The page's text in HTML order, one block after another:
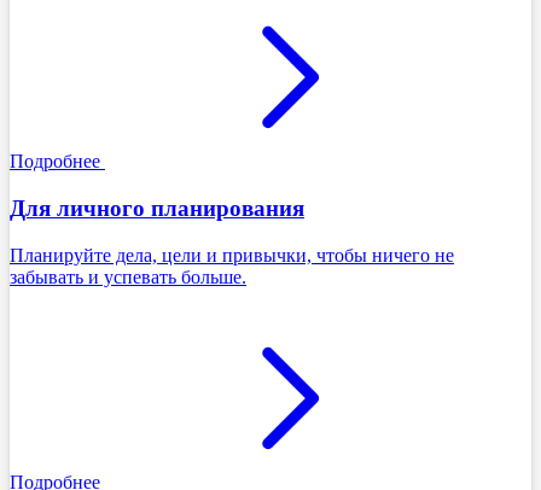
Подробнее
Для личного планирования
Планируйте дела, цели и привычки, чтобы ничего не
забывать и успевать больше.
Подробнее